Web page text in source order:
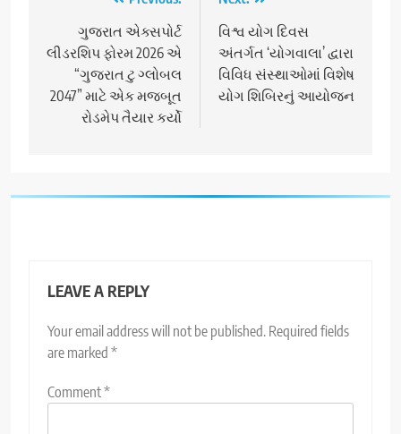
navigation
ગુજરાત એક્સપોર્ટ
લીડરશિપ ફોરમ 2026 એ
“ગુજરાત ટુ ગ્લોબલ
2047” માટે એક મજબૂત
રોડમેપ તૈયાર કર્યો
વિશ્વ યોગ દિવસ
અંતર્ગત ‘યોગવાલા’ દ્વારા
વિવિધ સંસ્થાઓમાં વિશેષ
યોગ શિબિરનું આયોજન
LEAVE A REPLY
Your email address will not be published. Required fields
are marked *
Comment*